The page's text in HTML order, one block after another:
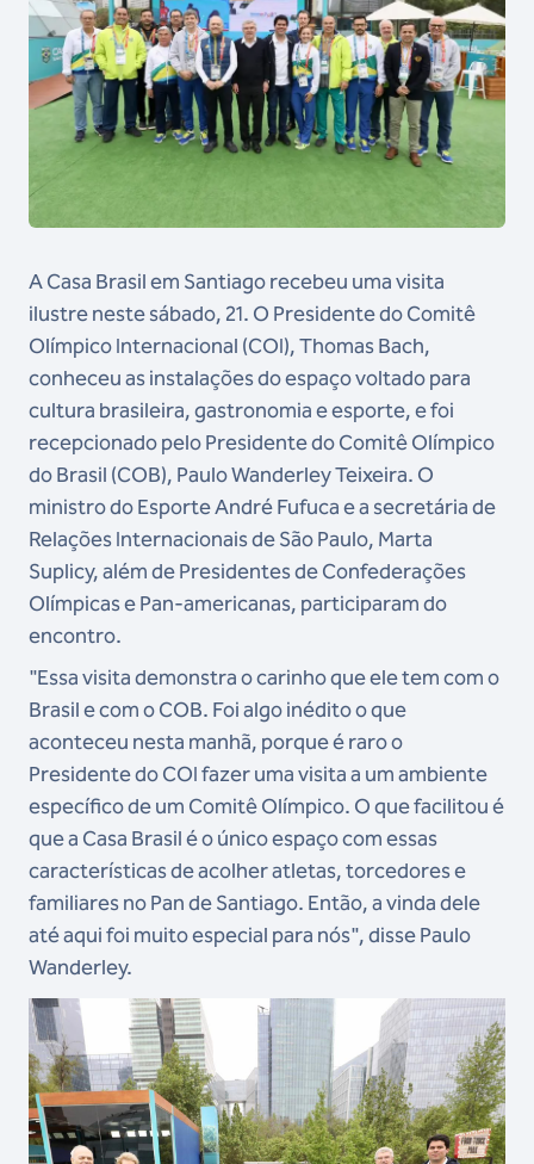
A Casa Brasil em Santiago recebeu uma visita
ilustre neste sábado, 21. O Presidente do Comitê
Olímpico Internacional (COI), Thomas Bach,
conheceu as instalações do espaço voltado para
cultura brasileira, gastronomia e esporte, e foi
recepcionado pelo Presidente do Comitê Olímpico
do Brasil (COB), Paulo Wanderley Teixeira. O
ministro do Esporte André Fufuca e a secretária de
Relações Internacionais de São Paulo, Marta
Suplicy, além de Presidentes de Confederações
Olímpicas e Pan-americanas, participaram do
encontro.
"Essa visita demonstra o carinho que ele tem com o
Brasil e com o COB. Foi algo inédito o que
aconteceu nesta manhã, porque é raro o
Presidente do COI fazer uma visita a um ambiente
específico de um Comitê Olímpico. O que facilitou é
que a Casa Brasil é o único espaço com essas
características de acolher atletas, torcedores e
familiares no Pan de Santiago. Então, a vinda dele
até aqui foi muito especial para nós", disse Paulo
Wanderley.